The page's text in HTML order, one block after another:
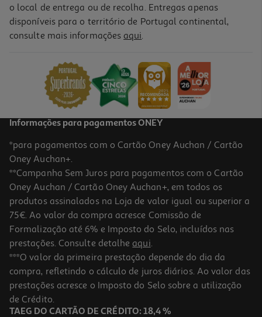
o local de entrega ou de recolha. Entregas apenas
disponíveis para o território de Portugal continental,
consulte mais informações aqui.
Informações para pagamentos ONEY
*para pagamentos com o Cartão Oney Auchan / Cartão
Oney Auchan+.
**Campanha Sem Juros para pagamentos com o Cartão
Oney Auchan / Cartão Oney Auchan+, em todos os
produtos assinalados na Loja de valor igual ou superior a
75€. Ao valor da compra acresce Comissão de
Formalização até 6% e Imposto do Selo, incluídos nas
prestações. Consulte detalhe aqui.
***O valor da primeira prestação depende do dia da
compra, refletindo o cálculo de juros diários. Ao valor das
prestações acresce o Imposto do Selo sobre a utilização
de Crédito.
TAEG DO CARTÃO DE CRÉDITO: 18,4 %